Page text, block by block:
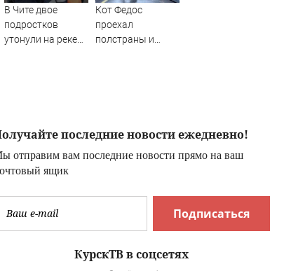
В Чите двое
подростков
утонули на реке
Кот Федос
проехал
полстраны и
последние новости ежедневно!
отправим вам последние новости прямо на ваш
ящик
Подписаться
КурскТВ в соцсетях